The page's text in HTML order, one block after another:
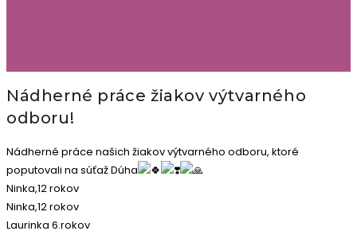
Nádherné práce žiakov výtvarného
odboru!
Nádherné práce našich žiakov výtvarného odboru, ktoré
poputovali na súťaž Dúha
Ninka,12 rokov
Ninka,12 rokov
Laurinka 6.rokov